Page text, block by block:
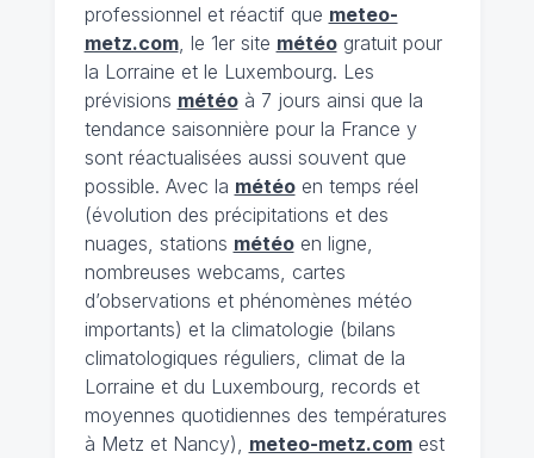
professionnel et réactif que meteo-
metz.com, le 1er site météogratuit pour
la Lorraine et le Luxembourg. Les
prévisions météoà 7 jours ainsi que la
tendance saisonnière pour la France y
sont réactualisées aussi souvent que
possible. Avec la météoen temps réel
(évolution des précipitations et des
nuages, stations météoen ligne,
nombreuses webcams, cartes
d’observations et phénomènes météo
importants) et la climatologie (bilans
climatologiques réguliers, climat de la
Lorraine et du Luxembourg, records et
moyennes quotidiennes des températures
à Metz et Nancy), meteo-metz.comest